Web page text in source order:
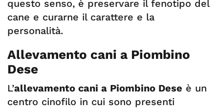
questo senso, è preservare il fenotipo del
cane e curarne il carattere e la
personalità.
Allevamento cani a Piombino
Dese
L’allevamento cani a Piombino Dese è un
centro cinofilo in cui sono presenti